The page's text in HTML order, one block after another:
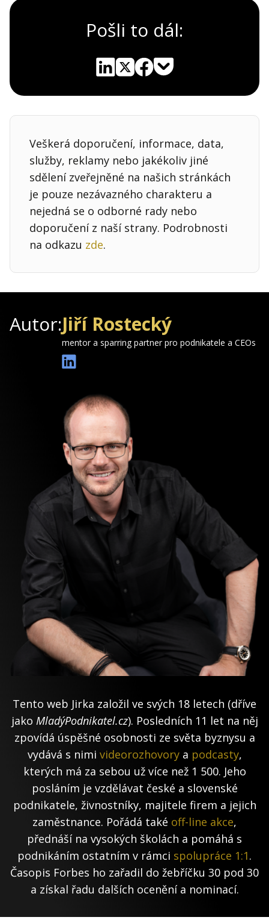
Pošli to dál:
Veškerá doporučení, informace, data,
služby, reklamy nebo jakékoliv jiné
sdělení zveřejněné na našich stránkách
je pouze nezávazného charakteru a
nejedná se o odborné rady nebo
doporučení z naší strany. Podrobnosti
na odkazu zde.
Autor:Jiří Rostecký
mentor a sparring partner pro podnikatele a CEOs
Tento web Jirka založil ve svých 18 letech (dříve
jako MladýPodnikatel.cz). Posledních 11 let na něj
zpovídá úspěšné osobnosti ze světa byznysu a
vydává s nimi videorozhovorya podcasty,
kterých má za sebou už více než 1 500. Jeho
posláním je vzdělávat české a slovenské
podnikatele, živnostníky, majitele firem a jejich
zaměstnance. Pořádá také off-line akce,
přednáší na vysokých školách a pomáhá s
podnikáním ostatním v rámci spolupráce 1:1.
Časopis Forbes ho zařadil do žebříčku 30 pod 30
a získal řadu dalších ocenění a nominací.